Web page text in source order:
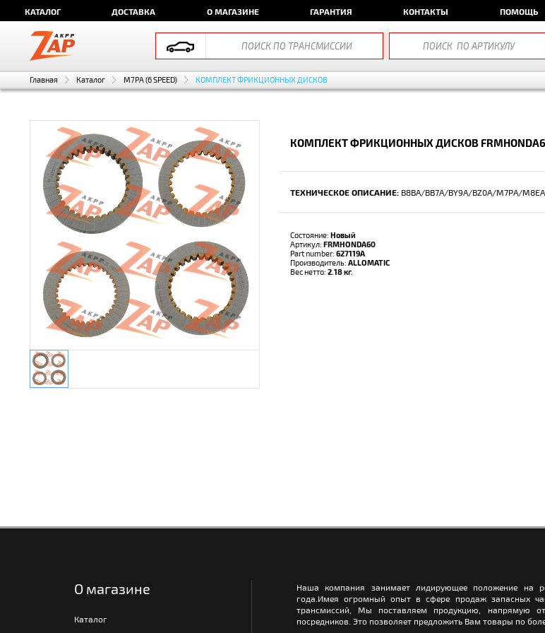
КАТАЛОГ ДОСТАВКА О МАГАЗИНЕ ГАРАНТИЯ КОНТАКТЫ ПОМОЩЬ
Главная Каталог M7PA (6 SPEED) КОМПЛЕКТ ФРИКЦИОННЫХ ДИСКОВ
КОМПЛЕКТ ФРИКЦИОННЫХ ДИСКОВ
ТЕХНИЧЕСКОЕ ОПИСАНИЕ: B8BA/BB7A/BY9A/BZ0A/M7PA/
Состояние: Новый
Артикул: FRMHONDA60
Part number: 627119A
Производитель: ALLOMATIC
Вес нетто: 2.18 кг.
О магазине
Каталог
Наша компания занимает лидирующее положение на
года.Имея огромный опыт в сфере продаж запасных
трансмиссий, Мы поставляем продукцию, напрямую
посредников. Это позволяет предложить Вам товары по